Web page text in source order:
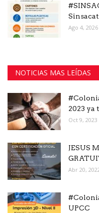
Ago 4, 2026
NOTICIAS MAS LEÍDAS
2023 ya
Oct 9, 2023
JESUS
Abr 20,
UPCC